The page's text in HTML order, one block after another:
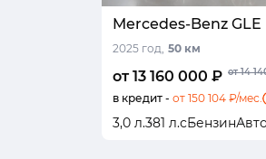
Mercedes-Benz GLE
2025 год, 50 км
от 13 160 000 ₽ от 14
в кредит - от 150 104 ₽/мес.
3,0 л.381 л.сБензин